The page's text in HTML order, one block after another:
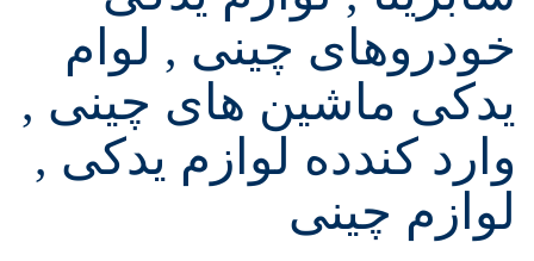
خودروهای چینی , لوام
یدکی ماشین های چینی ,
وارد کندده لوازم یدکی ,
لوازم چینی